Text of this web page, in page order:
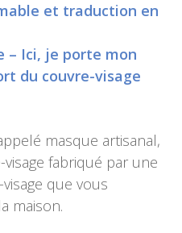
et traduction en
– Ici, je porte mon
du couvre-visage
masque artisanal,
fabriqué par une
que vous
maison.